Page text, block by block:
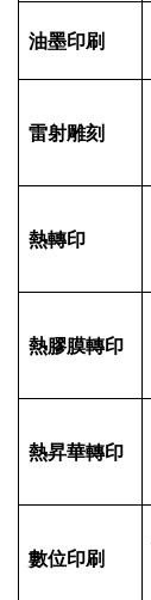
油墨印刷
雷射雕刻
熱轉印
熱膠膜轉印
熱昇華轉印
數位印刷